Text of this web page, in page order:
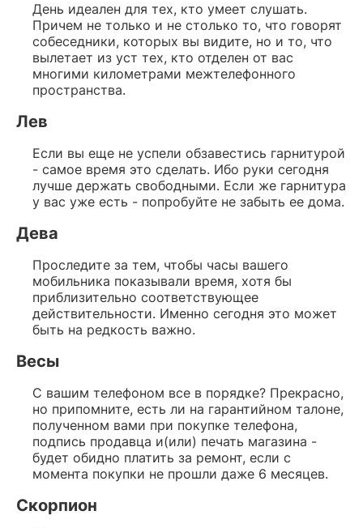
День идеален для тех, кто умеет слушать.
Причем не только и не столько то, что говорят
собеседники, которых вы видите, но и то, что
вылетает из уст тех, кто отделен от вас
многими километрами межтелефонного
пространства.
Лев
Если вы еще не успели обзавестись гарнитурой
- самое время это сделать. Ибо руки сегодня
лучше держать свободными. Если же гарнитура
у вас уже есть - попробуйте не забыть ее дома.
Дева
Проследите за тем, чтобы часы вашего
мобильника показывали время, хотя бы
приблизительно соответствующее
действительности. Именно сегодня это может
быть на редкость важно.
Весы
С вашим телефоном все в порядке? Прекрасно,
но припомните, есть ли на гарантийном талоне,
полученном вами при покупке телефона,
подпись продавца и(или) печать магазина -
будет обидно платить за ремонт, если с
момента покупки не прошли даже 6 месяцев.
Скорпион